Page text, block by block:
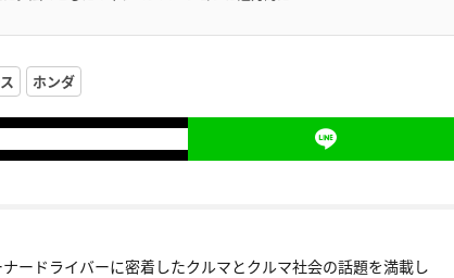
ホンダ
ナードライバーに密着したクルマとクルマ社会の話題を満載し